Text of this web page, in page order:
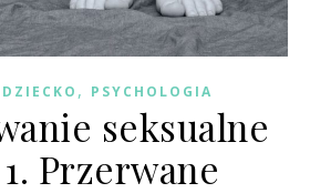
DZIECKO , PSYCHOLOGIA
seksualne
Przerwane